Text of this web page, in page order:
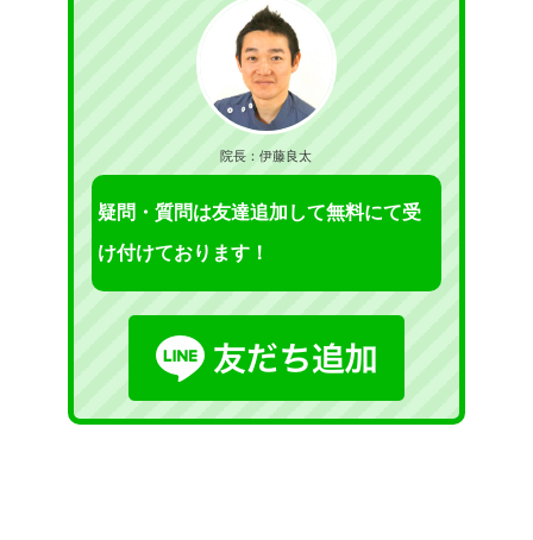
院長：伊藤良太
疑問・質問は友達追加して無料にて受
け付けております！